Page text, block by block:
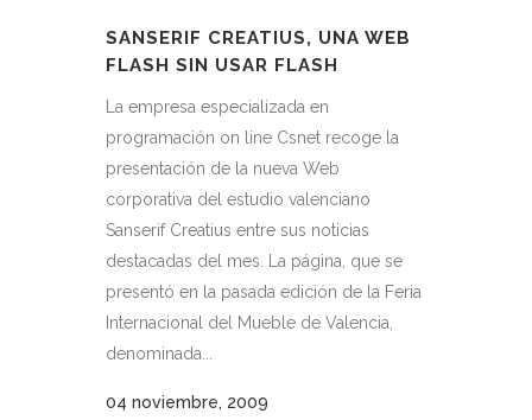
SANSERIF CREATIUS, UNA WEB
FLASH SIN USAR FLASH
La empresa especializada en
programación on line Csnet recoge la
presentación de la nueva Web
corporativa del estudio valenciano
Sanserif Creatius entre sus noticias
destacadas del mes. La página, que se
presentó en la pasada edición de la Feria
Internacional del Mueble de Valencia,
denominada...
04 noviembre, 2009